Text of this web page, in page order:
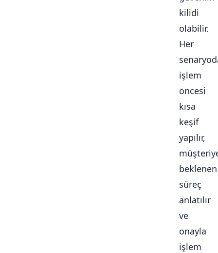
kilidi
olabilir.
Her
işlem
öncesi
kısa
keşif
yapılır,
beklenen
süreç
anlatılır
ve
onayla
işlem